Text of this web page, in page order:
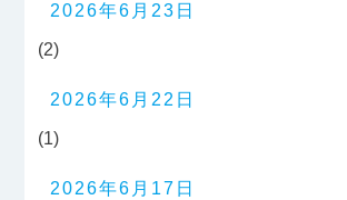
2026年6月23日
(2)
2026年6月22日
(1)
2026年6月17日